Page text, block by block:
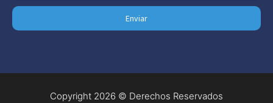
Enviar
Copyright 2026 © Derechos Reservados